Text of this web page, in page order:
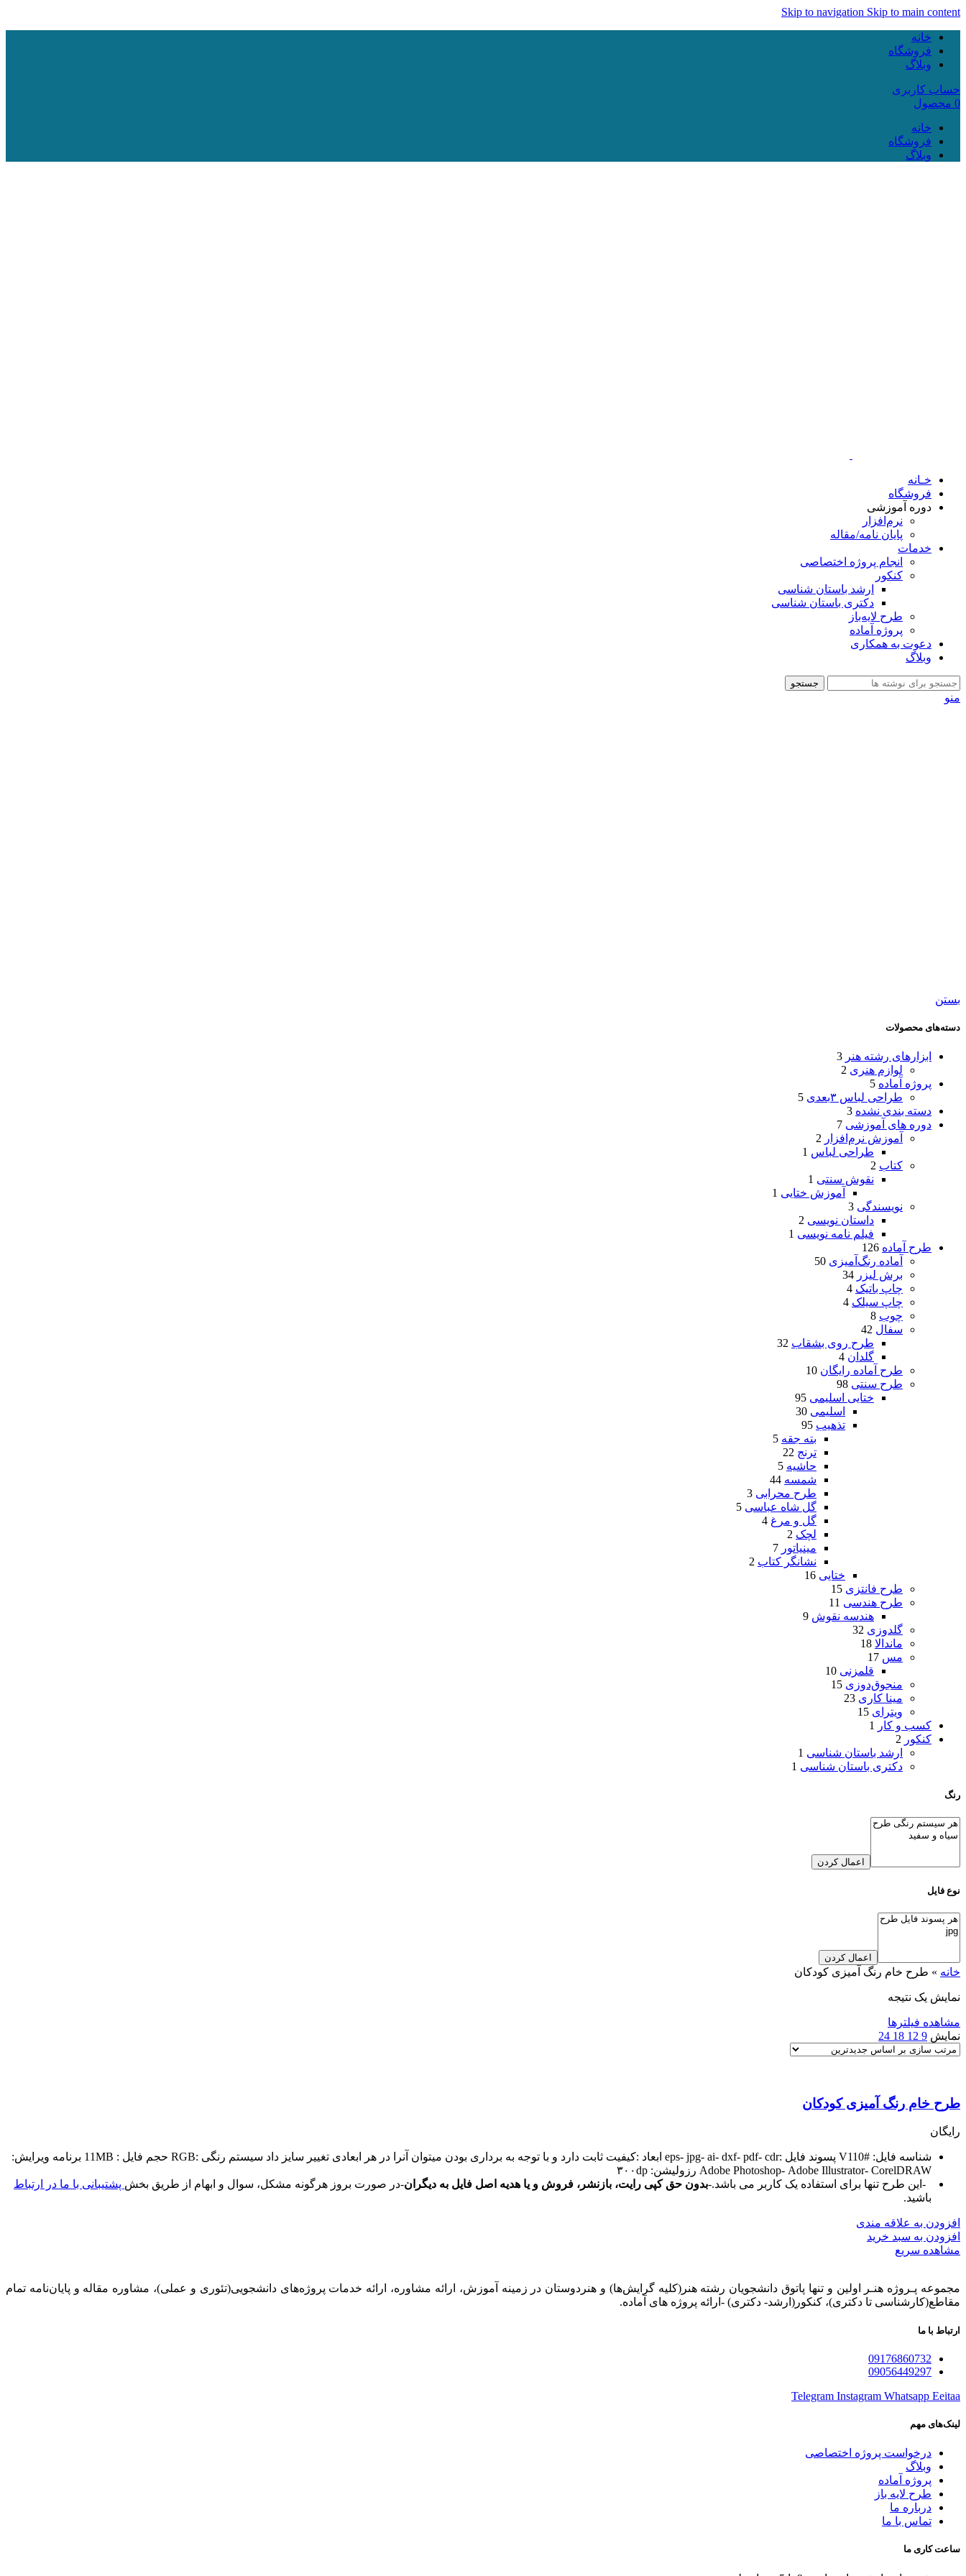
Skip to navigation Skip to main content
خانه
فروشگاه
وبلاگ
حساب کاربری
0 محصول
خانه
فروشگاه
وبلاگ
خـانه
فروشگاه
دوره آموزشی
نرم‌افزار
پایان نامه/مقاله
خدمات
انجام پروژه اختصاصی
کنکور
ارشد باستان شناسی
دکتری باستان شناسی
طرح لایه‌باز
پروژه آماده
دعوت به همکاری
وبلاگ
جستجو
منو
بستن
دسته‌های محصولات
ابزارهای رشته هنر 3
لوازم هنری 2
پروژه آماده 5
طراحی لباس ۳بعدی
5
دسته بندی نشده 3
دوره های آموزشی 7
آموزش نرم‌افزار 2
طراحی لباس 1
کتاب 2
نقوش سنتی 1
آموزش ختایی 1
نویسندگی 3
داستان نویسی 2
فیلم نامه نویسی 1
طرح آماده 126
آماده رنگ‌آمیزی 50
برش لیزر 34
چاپ باتیک 4
چاپ سیلک 4
چوب 8
سفال 42
طرح روی بشقاب 32
گلدان 4
طرح آماده رایگان 10
طرح سنتی 98
ختایی اسلیمی 95
اسلیمی 30
تذهیب 95
بته جقه 5
ترنج 22
حاشیه 5
شمسه 44
طرح محرابی 3
گل شاه عباسی 5
گل و مرغ 4
لچک 2
مینیاتور 7
نشانگر کتاب 2
ختایی 16
طرح فانتزی 15
طرح هندسی 11
هندسه نقوش 9
گلدوزی 32
ماندالا 18
مس 17
قلمزنی 10
منجوق‌دوزی 15
مینا کاری 23
ویترای 15
کسب و کار
1
کنکور 2
ارشد باستان شناسی 1
دکتری باستان شناسی 1
رنگ
اعمال کردن
نوع فایل
اعمال کردن
خانه » طرح خام رنگ آمیزی کودکان
نمایش یک نتیجه
مشاهده فیلترها
نمایش 9
12
18
24
طرح خام رنگ آمیزی کودکان
رایگان
شناسه فایل: #V110 پسوند فایل :eps- jpg- ai- dxf- pdf- cdr ابعاد :کیفیت ثابت دارد و با توجه به برداری بودن میتوان آنرا در هر ابعادی تغییر سایز داد سیستم رنگی :RGB حجم فایل : 11MB برنامه ویرایش:
Adobe Photoshop- Adobe Illustrator- CorelDRAW رزولیشن: ۳۰۰dp
-این طرح تنها برای استفاده یک کاربر می باشد.-بدون حق کپی رایت، بازنشر، فروش و یا هدیه اصل فایل به دیگران-در صورت بروز هرگونه مشکل، سوال و ابهام از طریق بخش پشتیبانی با ما در ارتباط
باشید.
افزودن به علاقه مندی
افزودن به سبد خرید
مشاهده سریع
مجموعه پـروژه‌ هنـر اولین و تنها پاتوق دانشجویان رشته هنر(کلیه گرایش‌ها) و هنردوستان در زمینه آموزش، ارائه‌ مشاوره‌، ارائه خدمات پروژه‌های‌ دانشجویی(تئوری و عملی)، مشاوره مقاله و پایان‌نامه تمام
مقاطع(کارشناسی تا دکتری)، کنکور(ارشد- دکتری) -ارائه پروژه های آماده.
ارتباط با ما
09176860732
09056449297
Telegram Instagram Whatsapp Eeitaa
لینک‌های مهم
درخواست پروژه اختصاصی
وبلاگ
پروژه آماده
طرح لایه باز
درباره ما
تماس با ما
ساعت کاری ما